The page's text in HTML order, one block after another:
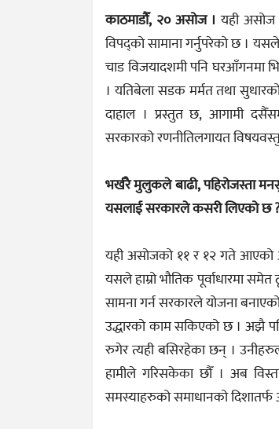
काठमाडौँ, २० असोज ।यही असोज
विपद्को सामाना गर्नुपरेको छ ।
चाड विजयादशमी पनि घरआँगनमा
। यतिबेला सडक मर्मत तथा
दाहाल । प्रस्तुत छ, आगामी
सरकारको रणनीतिलगायत
भर्खरै मुलुकले बाढी, पहिरोजस्ता
यसलाई सरकारले कसरी लिएको छ
यही असोजको ११ र १२ गते आएको
यसले हाम्रो भौतिक पूर्वाधारमा
सामना गर्न सरकारले योजना
उद्धारको काम सकिएको छ । अझै
रुगेर त्यही बसिरहेका छन् ।
हामीले गरिसकेका छौँ । अब
समस्याहरुको समाधानको दिशातर्फ